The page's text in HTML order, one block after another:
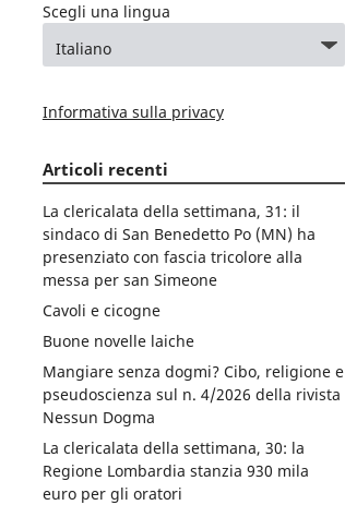
Scegli una lingua
Informativa sulla privacy
Articoli recenti
La clericalata della settimana, 31: il
sindaco di San Benedetto Po (MN) ha
presenziato con fascia tricolore alla
messa per san Simeone
Cavoli e cicogne
Buone novelle laiche
Mangiare senza dogmi? Cibo, religione e
pseudoscienza sul n. 4/2026 della rivista
Nessun Dogma
La clericalata della settimana, 30: la
Regione Lombardia stanzia 930 mila
euro per gli oratori